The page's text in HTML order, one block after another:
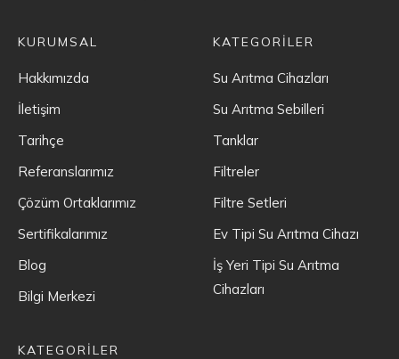
KURUMSAL
Hakkımızda
İletişim
Tarihçe
Referanslarımız
Çözüm Ortaklarımız
Sertifikalarımız
Blog
Bilgi Merkezi
KATEGORİLER
Su Arıtma Cihazları
Su Arıtma Sebilleri
Tanklar
Filtreler
Filtre Setleri
Ev Tipi Su Arıtma Cihazı
İş Yeri Tipi Su Arıtma
Cihazları
KATEGORİLER